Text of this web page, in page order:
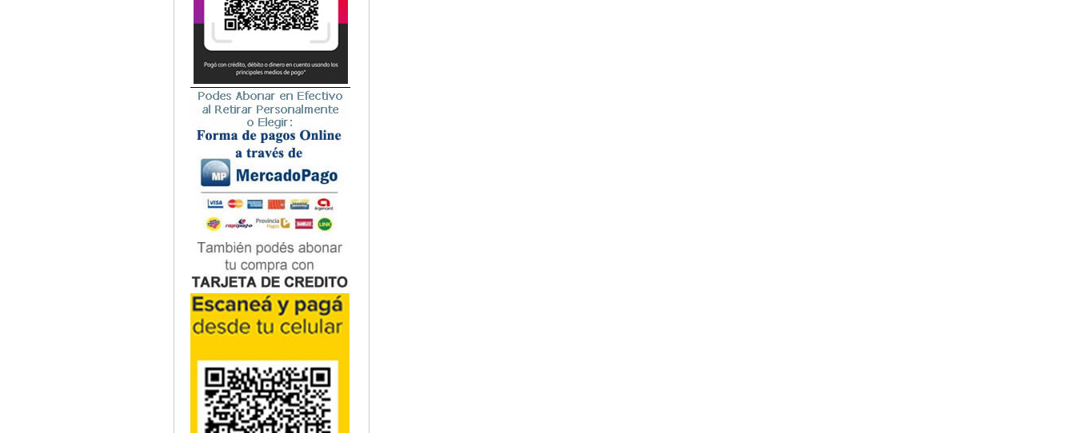
Medicina Emergencias / Urgencias
Medicina Forense / Legal
Medicina General
Medicina Interna
Microbiología
Nefrología
Neonatología / Pediatría
Neumología
Neuroanatomía / Neurociencia
Neurocirugía
Neurología
Nutrición
Odontología
Oftalmología
Oncología / Cuidados Paliativos
Ortopedía / Traumatología
Osteopatía
Otorrinolaringología
Podología
Psicología
Psiquiatría
Química